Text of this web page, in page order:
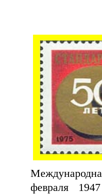
февраля